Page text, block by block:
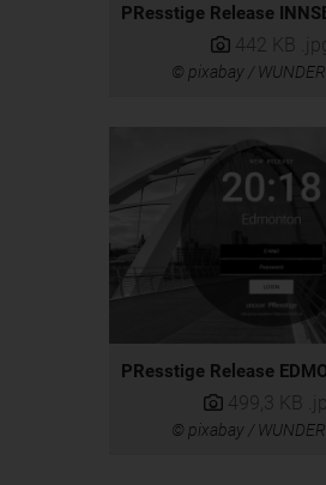
442 KB .jpg
© pixabay /
499,3 KB
© pixabay /